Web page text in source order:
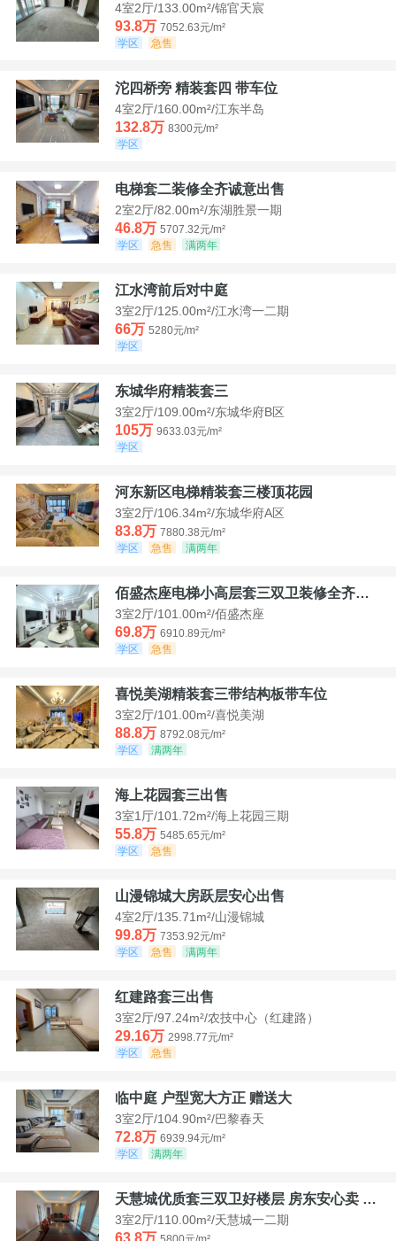
4室2厅/133.00m²/锦官天宸
93.8万 7052.63元/m²
学区
急售
沱四桥旁 精装套四 带车位
4室2厅/160.00m²/江东半岛
132.8万 8300元/m²
学区
电梯套二装修全齐诚意出售
2室2厅/82.00m²/东湖胜景一期
46.8万 5707.32元/m²
学区
急售 满两年
江水湾前后对中庭
3室2厅/125.00m²/江水湾一二期
66万 5280元/m²
学区
东城华府精装套三
3室2厅/109.00m²/东城华府B区
105万 9633.03元/m²
学区
河东新区电梯精装套三楼顶花园
3室2厅/106.34m²/东城华府A区
83.8万 7880.38元/m²
学区
急售 满两年
佰盛杰座电梯小高层套三双卫装修全齐诚意出售
3室2厅/101.00m²/佰盛杰座
69.8万 6910.89元/m²
学区
急售
喜悦美湖精装套三带结构板带车位
3室2厅/101.00m²/喜悦美湖
88.8万 8792.08元/m²
学区
满两年
海上花园套三出售
3室1厅/101.72m²/海上花园三期
55.8万 5485.65元/m²
学区
急售
山漫锦城大房跃层安心出售
4室2厅/135.71m²/山漫锦城
99.8万 7353.92元/m²
学区
急售 满两年
红建路套三出售
3室2厅/97.24m²/农技中心（红建路）
29.16万 2998.77元/m²
学区
急售
临中庭 户型宽大方正 赠送大
3室2厅/104.90m²/巴黎春天
72.8万 6939.94元/m²
学区
满两年
天慧城优质套三双卫好楼层 房东安心卖 价格好谈
3室2厅/110.00m²/天慧城一二期
63.8万